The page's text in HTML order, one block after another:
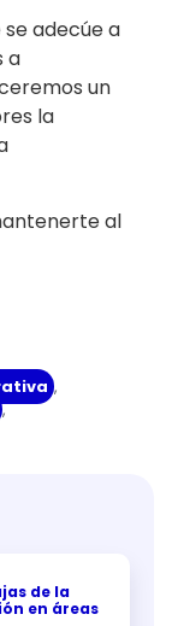
adecúe a
a
un
la
al
,
,
de la
en áreas